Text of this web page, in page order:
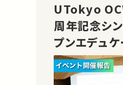
UTokyo
周年記念シ
プンエデュ
来」の様子を